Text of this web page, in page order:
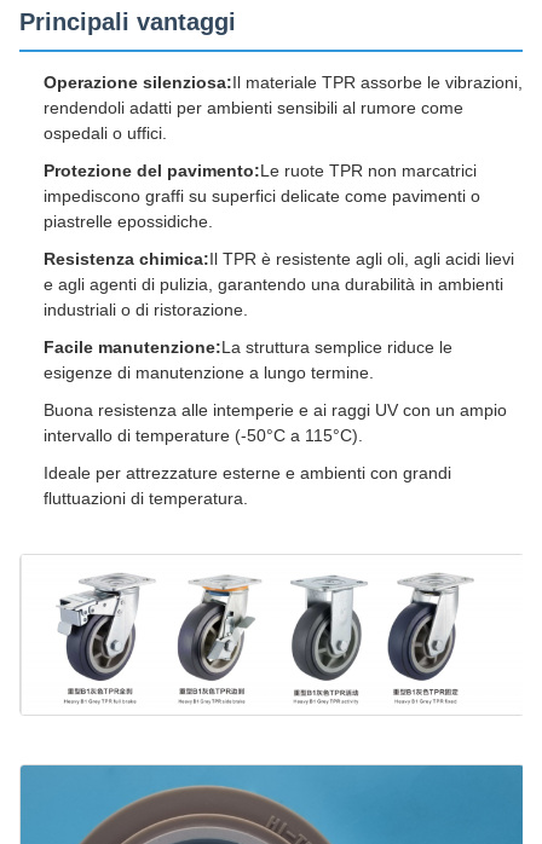
Principali vantaggi
Operazione silenziosa:Il materiale TPR assorbe le vibrazioni,
rendendoli adatti per ambienti sensibili al rumore come
ospedali o uffici.
Protezione del pavimento:Le ruote TPR non marcatrici
impediscono graffi su superfici delicate come pavimenti o
piastrelle epossidiche.
Resistenza chimica:Il TPR è resistente agli oli, agli acidi lievi
e agli agenti di pulizia, garantendo una durabilità in ambienti
industriali o di ristorazione.
Facile manutenzione:La struttura semplice riduce le
esigenze di manutenzione a lungo termine.
Buona resistenza alle intemperie e ai raggi UV con un ampio
intervallo di temperature (-50°C a 115°C).
Ideale per attrezzature esterne e ambienti con grandi
fluttuazioni di temperatura.